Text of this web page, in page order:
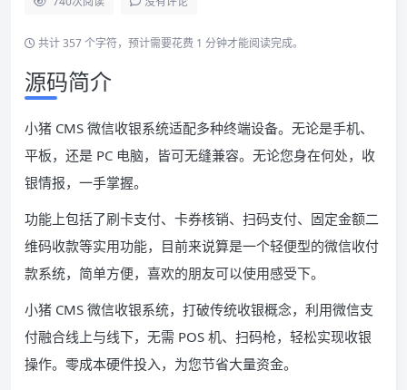
共计 357 个字符，预计需要花费 1 分钟才能阅读完成。
源码简介
小猪 CMS 微信收银系统适配多种终端设备。无论是手机、
平板，还是 PC 电脑，皆可无缝兼容。无论您身在何处，收
银情报，一手掌握。
功能上包括了刷卡支付、卡券核销、扫码支付、固定金额二
维码收款等实用功能，目前来说算是一个轻便型的微信收付
款系统，简单方便，喜欢的朋友可以使用感受下。
小猪 CMS 微信收银系统，打破传统收银概念，利用微信支
付融合线上与线下，无需 POS 机、扫码枪，轻松实现收银
操作。零成本硬件投入，为您节省大量资金。